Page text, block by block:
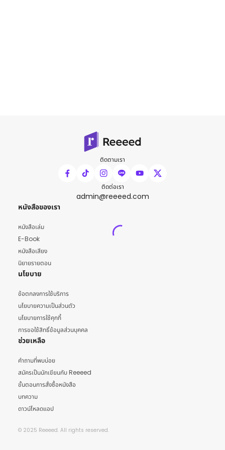
ติดตามเรา
ติดต่อเรา
admin@reeeed.com
หนังสือของเรา
หนังสือเล่ม
E-Book
หนังสือเสียง
นิยายรายตอน
นโยบาย
ข้อตกลงการใช้บริการ
นโยบายความเป็นส่วนตัว
นโยบายการใช้คุกกี้
การขอใช้สิทธิ์ข้อมูลส่วนบุคคล
ช่วยเหลือ
คำถามที่พบบ่อย
สมัครเป็นนักเขียนกับ Reeeed
ขั้นตอนการสั่งซื้อหนังสือ
บทความ
ดาวน์โหลดแอป
© 2025 Reeeed. All rights reserved.